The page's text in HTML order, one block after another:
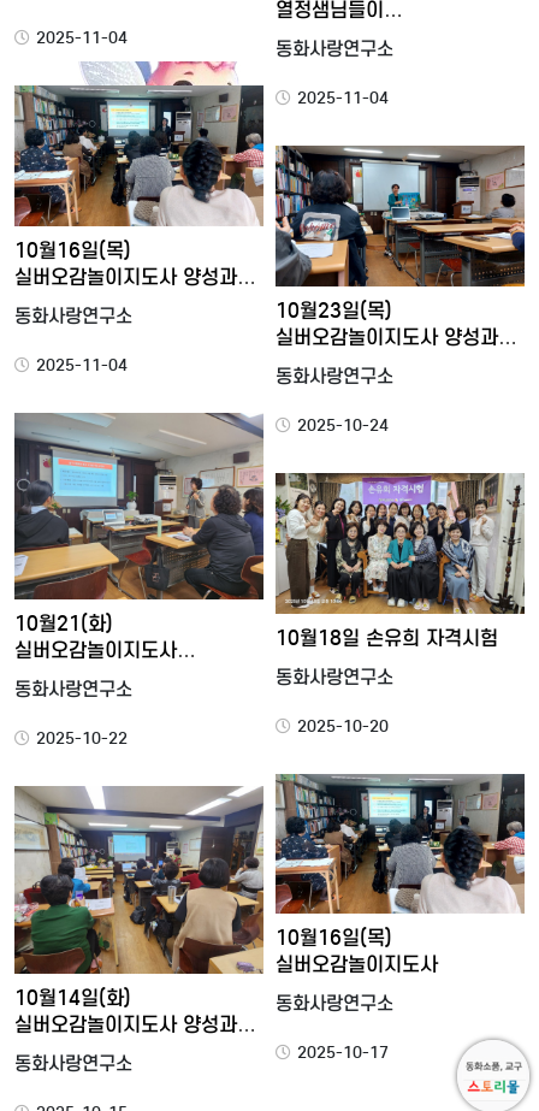
2025-11-04
열정샘님들이
동화콘텐츠문화원에서…
동화사랑연구소
2025-11-04
10월16일(목)
실버오감놀이지도사 양성과정
11강 <…
동화사랑연구소
2025-11-04
10월23일(목)
실버오감놀이지도사 양성과정
13강
동화사랑연구소
2025-10-24
10월21(화)
실버오감놀이지도사
양성과정12강
동화사랑연구소
2025-10-22
10월18일 손유희 자격시험
동화사랑연구소
2025-10-20
10월16일(목)
실버오감놀이지도사
동화사랑연구소
2025-10-17
10월14일(화)
실버오감놀이지도사 양성과정
10강 <…
동화사랑연구소